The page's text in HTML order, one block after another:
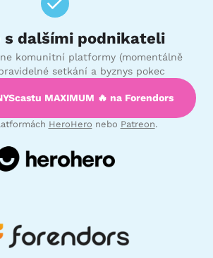
s dalšími podnikateli
komunitní platformy (momentálně
setkání a byznys pokec
MAXIMUM 🔥 na Forendors
HeroHero nebo Patreon.